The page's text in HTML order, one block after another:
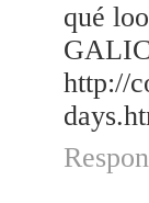
qué
http://